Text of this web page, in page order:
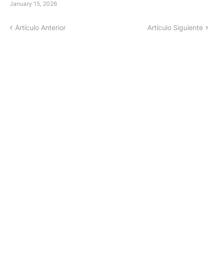
January 15, 2026
Artículo Anterior Artículo Siguiente